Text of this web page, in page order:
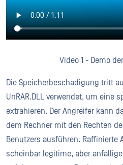
Video 1 - Demo
Die Speicherbeschädigung tritt
UnRAR.DLL verwendet, um eine
extrahieren. Der Angreifer kann
dem Rechner mit den Rechten
Benutzers ausführen. Raffinierte
scheinbar legitime, aber